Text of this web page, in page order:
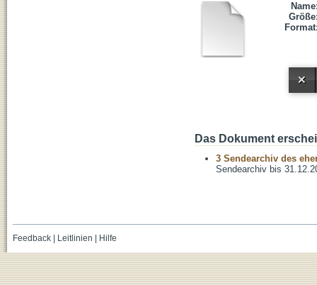
Das Dokument
3 Sendearchiv des
Sendearchiv bis
Feedback| Leitlinien Hilfe